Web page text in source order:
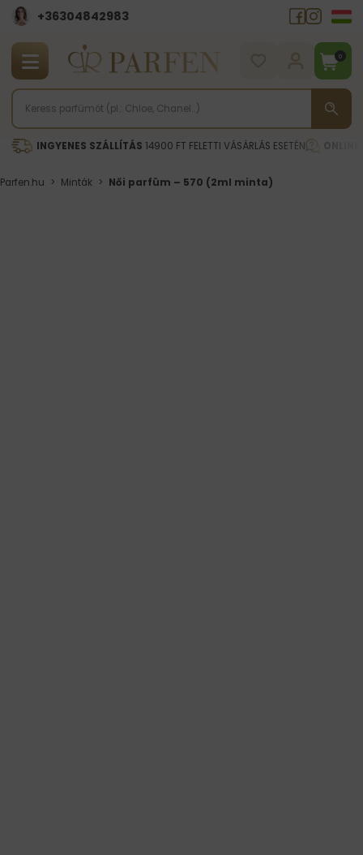
+36304842983
0
INGYENES SZÁLLÍTÁS 14900 FT FELETTI VÁSÁRLÁS ESETÉN
Parfen.hu > Minták > Női parfüm – 570 (2ml minta)